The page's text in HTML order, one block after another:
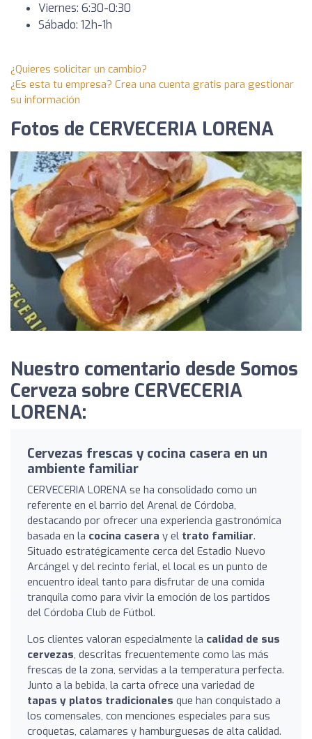
Viernes: 6:30-0:30
Sábado: 12h-1h
¿Quieres solicitar un cambio?
¿Es esta tu empresa? Crea una cuenta gratis para gestionar
su información
Fotos de CERVECERIA LORENA
Nuestro comentario desde Somos
Cerveza sobre CERVECERIA
LORENA:
Cervezas frescas y cocina casera en un
ambiente familiar
CERVECERIA LORENA se ha consolidado como un
referente en el barrio del Arenal de Córdoba,
destacando por ofrecer una experiencia gastronómica
basada en la cocina casera y el trato familiar.
Situado estratégicamente cerca del Estadio Nuevo
Arcángel y del recinto ferial, el local es un punto de
encuentro ideal tanto para disfrutar de una comida
tranquila como para vivir la emoción de los partidos
del Córdoba Club de Fútbol.
Los clientes valoran especialmente la calidad de sus
cervezas, descritas frecuentemente como las más
frescas de la zona, servidas a la temperatura perfecta.
Junto a la bebida, la carta ofrece una variedad de
tapas y platos tradicionales que han conquistado a
los comensales, con menciones especiales para sus
croquetas, calamares y hamburguesas de alta calidad.